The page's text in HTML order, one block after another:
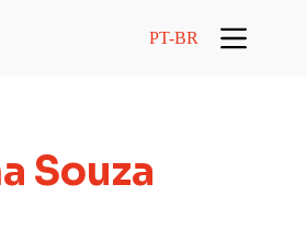
PT-BR
Souza